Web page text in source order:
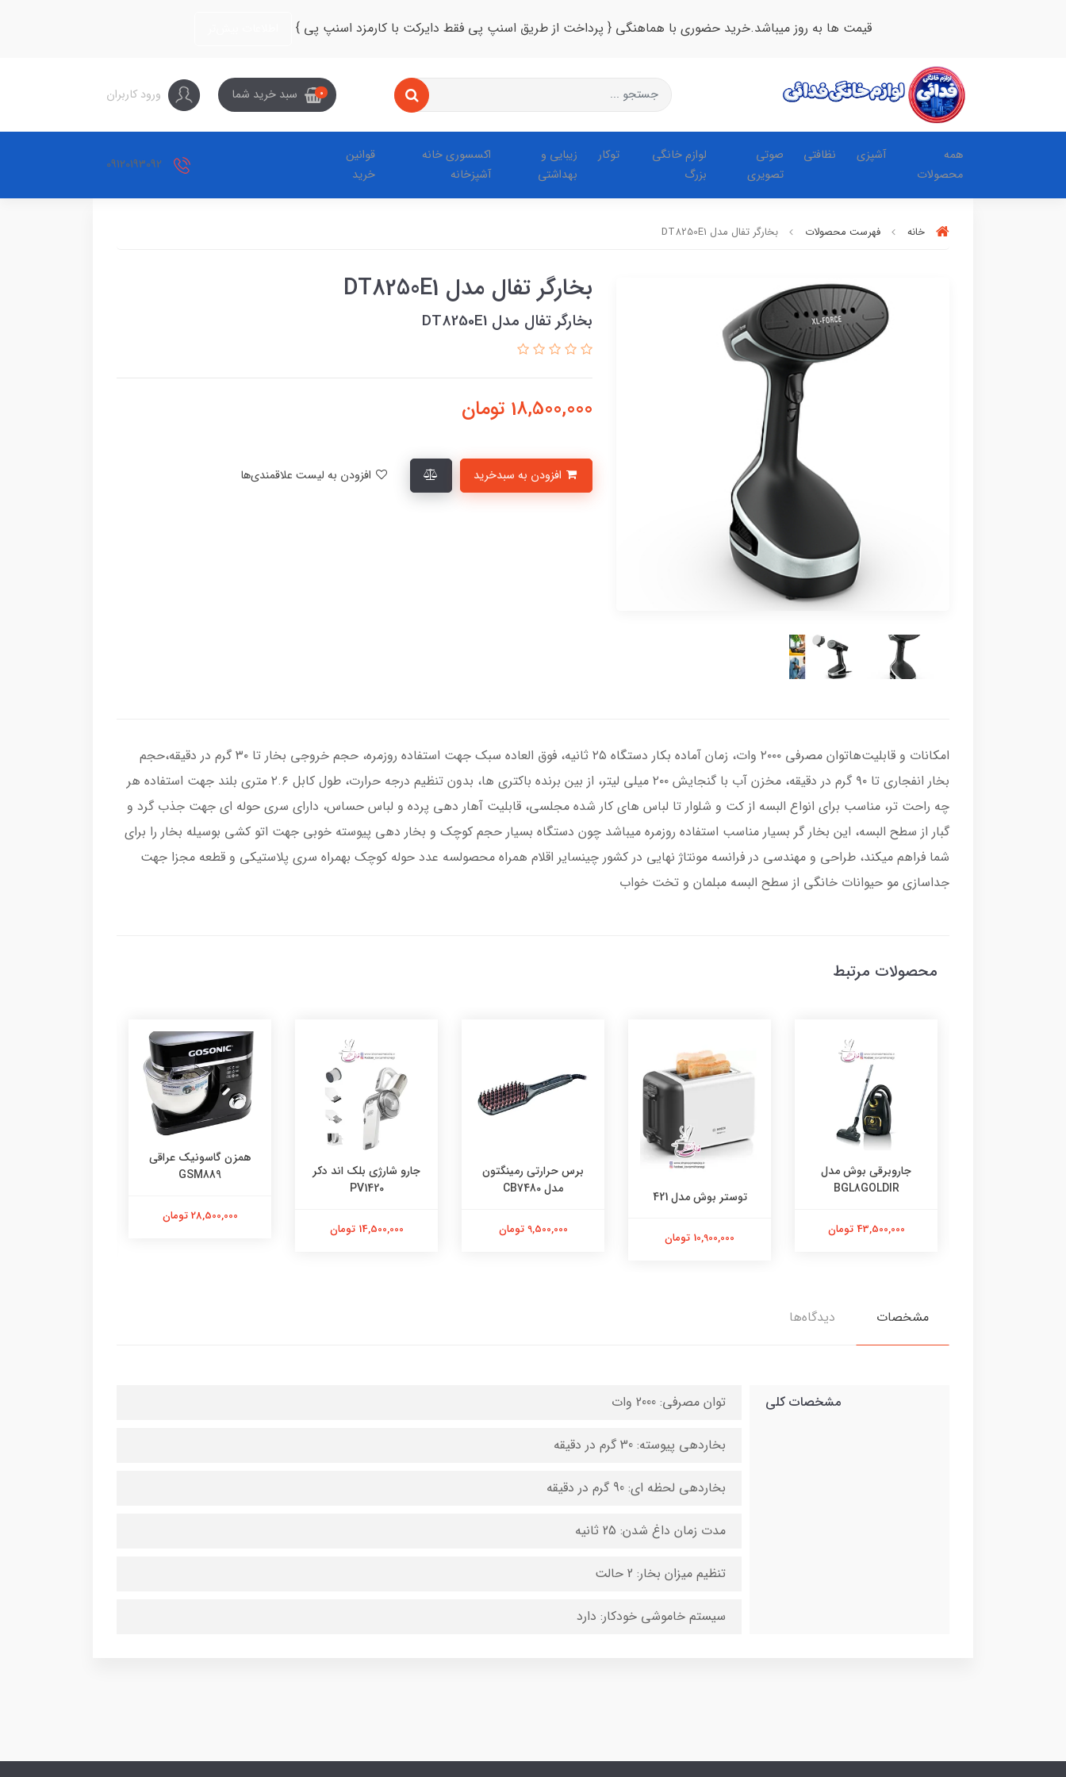
قیمت ها به روز میباشد.خرید حضوری با هماهنگی { پرداخت از طریق اسنپ پی فقط دایرکت با کارمزد اسنپ پی }
0 سبد خرید شما ورود کاربران
همه
محصولات
آشپزی نظافتی
صوتی
تصویری
لوازم خانگی
بزرگ
توکار
زیبایی و
بهداشتی
اکسسوری خانه
آشپزخانه
قوانین
خرید
خانه فهرست محصولات بخارگر تفال مدل DT8250E1
بخارگر تفال مدل DT8250E1
بخارگر تفال مدل DT8250E1
18,500,000 تومان
امکانات و قابلیت‌هاتوان مصرفی ۲۰۰۰ وات، زمان آماده بکار دستگاه ۲۵ ثانیه، فوق العاده سبک جهت استفاده روزمره، حجم خروجی بخار تا ۳۰ گرم در دقیقه،حجم
بخار انفجاری تا ۹۰ گرم در دقیقه، مخزن آب با گنجایش ۲۰۰ میلی لیتر، از بین برنده باکتری ها، بدون تنظیم درجه حرارت، طول کابل ۲.۶ متری بلند جهت استفاده هر
چه راحت تر، مناسب برای انواع البسه از کت و شلوار تا لباس های کار شده مجلسی، قابلیت آهار دهی پرده و لباس حساس، دارای سری حوله ای جهت جذب گرد و
گبار از سطح البسه، این بخار گر بسیار مناسب استفاده روزمره میباشد چون دستگاه بسیار حجم کوچک و بخار دهی پیوسته خوبی جهت اتو کشی بوسیله بخار را برای
شما فراهم میکند، طراحی و مهندسی در فرانسه مونتاژ نهایی در کشور چینسایر اقلام همراه محصولسه عدد حوله کوچک بهمراه سری پلاستیکی و قطعه مجزا جهت
جداسازی مو حیوانات خانگی از سطح البسه مبلمان و تخت خواب
محصولات مرتبط
جاروبرقی بوش مدل
BGL8GOLDIR
43,500,000 تومان
توستر بوش مدل 421
10,900,000 تومان
برس حرارتی رمینگتون
مدل CB7480
9,500,000 تومان
جارو شارژی بلک اند دکر
PV1420
14,500,000 تومان
همزن گاسونيك عراقى
GSM889
28,500,000 تومان
مشخصات دیدگاه‌ها
مشخصات کلی توان مصرفی: 2000 وات
بخاردهی پیوسته: 30 گرم در دقیقه
بخاردهی لحظه ای: 90 گرم در دقیقه
مدت زمان داغ شدن: 25 ثانیه
تنظیم میزان بخار: 2 حالت
سیستم خاموشی خودکار: دارد